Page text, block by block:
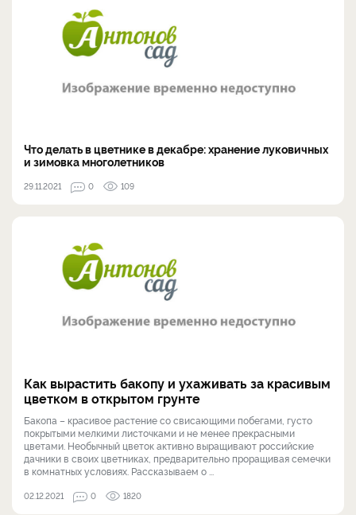
Что делать в цветнике в декабре: хранение луковичных
и зимовка многолетников
29.11.2021 0 109
Как вырастить бакопу и ухаживать за красивым
цветком в открытом грунте
Бакопа – красивое растение со свисающими побегами, густо
покрытыми мелкими листочками и не менее прекрасными
цветами. Необычный цветок активно выращивают российские
дачники в своих цветниках, предварительно проращивая семечки
в комнатных условиях. Рассказываем о ...
02.12.2021 0 1820